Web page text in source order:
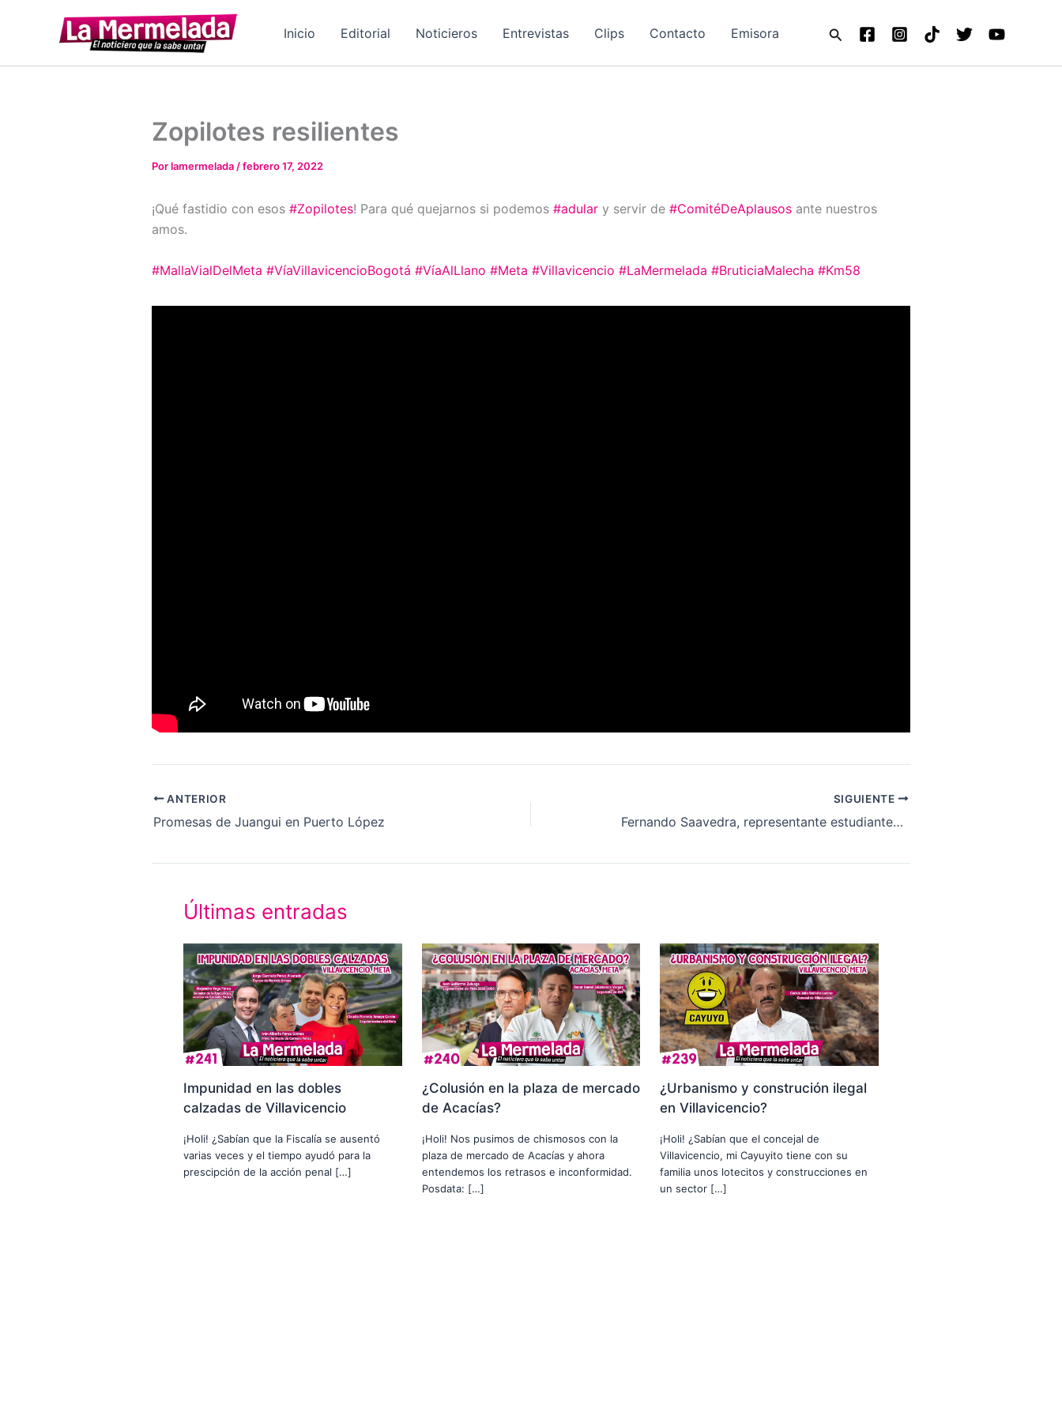
Inicio Editorial Noticieros Entrevistas Clips Contacto Emisora Buscar
Zopilotes resilientes
Porlamermelada/febrero 17, 2022
¡Qué fastidio con esos #Zopilotes! Para qué quejarnos si podemos #adular y servir de #ComitéDeAplausos ante nuestros
amos.
#MallaVialDelMeta #VíaVillavicencioBogotá #VíaAlLlano #Meta #Villavicencio #LaMermelada #BruticiaMalecha #Km58
ANTERIOR
Promesas de Juangui en Puerto López
SIGUIENTE
Fernando Saavedra, representante estudiantes CSU Unillanos
Últimas entradas
Impunidad en las dobles
calzadas de Villavicencio
¡Holi! ¿Sabían que la Fiscalía se ausentó
varias veces y el tiempo ayudó para la
prescipción de la acción penal […]
¿Colusión en la plaza de mercado
de Acacías?
¡Holi! Nos pusimos de chismosos con la
plaza de mercado de Acacías y ahora
entendemos los retrasos e inconformidad.
Posdata: […]
¿Urbanismo y construción ilegal
en Villavicencio?
¡Holi! ¿Sabían que el concejal de
Villavicencio, mi Cayuyito tiene con su
familia unos lotecitos y construcciones en
un sector […]